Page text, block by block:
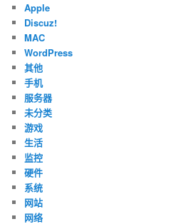
Apple
Discuz!
MAC
WordPress
其他
手机
服务器
未分类
游戏
生活
监控
硬件
系统
网站
网络